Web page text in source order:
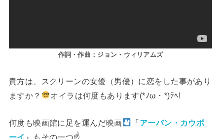
作詞・作曲：ジョン・ウィリアムズ
貴方は、スクリーンの女優（男優）に恋をした事があり
ますか？
オイラは何度もあります(*ﾉω・*)ﾃﾍ!
何度も映画館に足を運んだ映画 『アーバン・カウボ
ーイ 』もその一つ☝️